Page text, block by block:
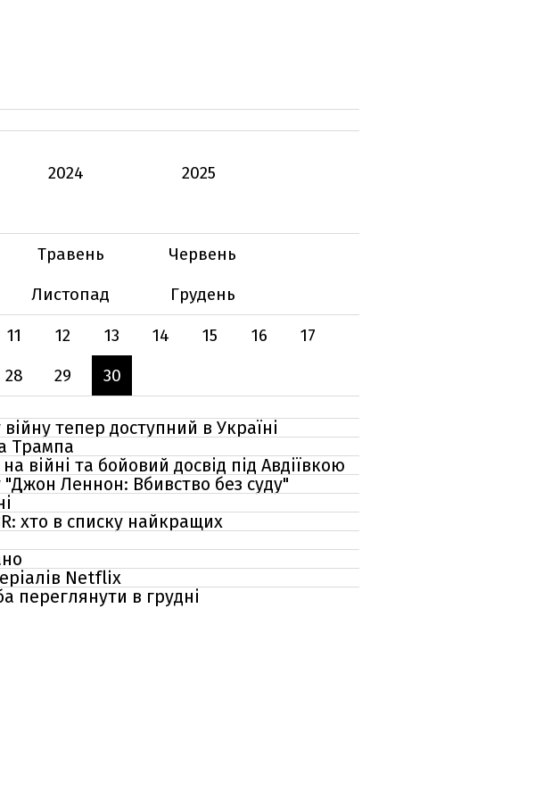
2024
2025
Травень
Червень
Листопад
Грудень
11 12 13 14 15 16
17
28 29 30
тепер доступний в Україні
Трампа
війні та бойовий досвід під Авдіївкою
Леннон: Вбивство без суду"
хто в списку найкращих
Netfliх
переглянути в грудні